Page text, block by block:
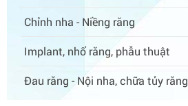
Chỉnh nha - Niềng răng
Implant, nhổ răng, phẫu thuật
Đau răng - Nội nha, chữa tủy răng